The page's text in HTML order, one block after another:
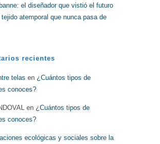
el diseñador que vistió el futuro
atemporal que nunca pasa de
recientes
telas en ¿Cuántos tipos de
conoces?
en ¿Cuántos tipos de
conoces?
ecológicas y sociales sobre la